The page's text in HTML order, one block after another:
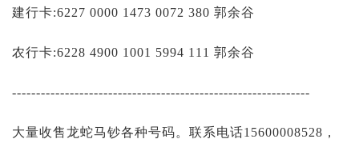
建行卡:6227 0000 1473 0072 380 郭余谷
农行卡:6228 4900 1001 5994 111 郭余谷
--------------------------------------------------------------
大量收售龙蛇马钞各种号码。联系电话15600008528，